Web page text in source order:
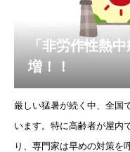
「非労作性熱
増！
看護ステーシ
厳しい猛暑が続く中、全国
います。特に高齢者が屋内
り、専門家は早めの対策を